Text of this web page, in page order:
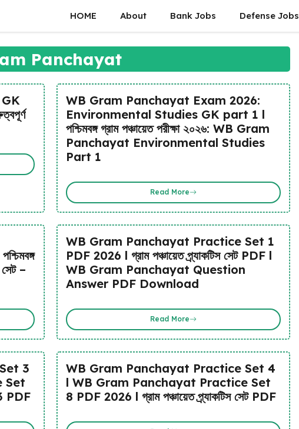
HOME About Bank Jobs Defense Jobs
Panchayat
WB Gram Panchayat Exam 2026:
Environmental Studies GK part 1 l
পশ্চিমবঙ্গ গ্রাম পঞ্চায়েত পরীক্ষা ২০২৬: WB Gram
Panchayat Environmental Studies
Part 1
Read More
সেট –
WB Gram Panchayat Practice Set 1
PDF 2026 l গ্রাম পঞ্চায়েত প্র্যাকটিস সেট PDF l
WB Gram Panchayat Question
Answer PDF Download
Read More
3
Set
PDF
WB Gram Panchayat Practice Set 4
l WB Gram Panchayat Practice Set
8 PDF 2026 l গ্রাম পঞ্চায়েত প্র্যাকটিস সেট PDF